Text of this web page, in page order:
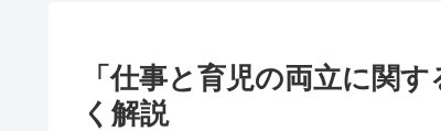
「仕事と育児の両立に関
く解説